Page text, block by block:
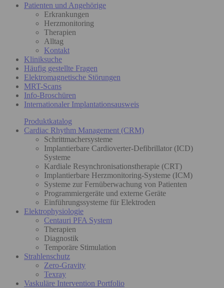
Patienten und Angehörige
Erkrankungen
Herzmonitoring
Therapien
Alltag
Kontakt
Kliniksuche
Häufig gestellte Fragen
Elektromagnetische Störungen
MRT-Scans
Info-Broschüren
Internationaler Implantationsausweis
Produktkatalog
Cardiac Rhythm Management (CRM)
Schrittmachersysteme
Implantierbare Cardioverter-Defibrillator (ICD)
Systeme
Kardiale Resynchronisationstherapie (CRT)
Implantierbare Herzmonitoring-Systeme (ICM)
Systeme zur Fernüberwachung von Patienten
Programmiergeräte und externe Geräte
Einführungssysteme für Elektroden
Elektrophysiologie
Centauri PFA System
Therapien
Diagnostik
Temporäre Stimulation
Strahlenschutz
Zero-Gravity
Texray
Vaskuläre Intervention Portfolio